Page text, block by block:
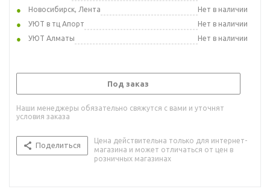
Новосибирск, Лента
Нет в наличии
УЮТ в тц Апорт
Нет в наличии
УЮТ Алматы
Нет в наличии
Под заказ
Наши менеджеры обязательно свяжутся с вами и уточнят
условия заказа
Поделиться
Цена действительна только для интернет-
магазина и может отличаться от цен в
розничных магазинах